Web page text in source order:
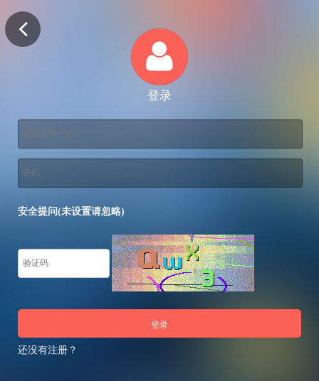
登录
安全提问(未设置请忽略)
登录
还没有注册？